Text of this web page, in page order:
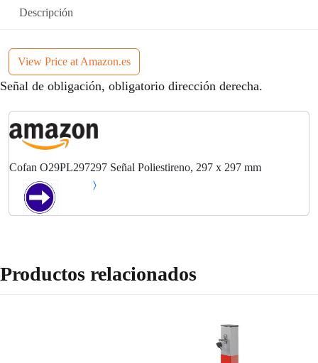
Descripción
View Price at Amazon.es
Señal de obligación, obligatorio dirección derecha.
Cofan O29PL297297 Señal Poliestireno, 297 x 297 mm
Productos relacionados